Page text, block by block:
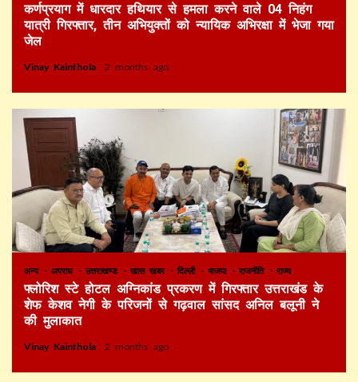
कर्णप्रयाग में धारदार हथियार से हमला करने वाले 04 निहंग
यात्री गिरफ्तार, तीन अभियुक्तों को न्यायिक अभिरक्षा में भेजा गया
जेल
Vinay Kainthola 2 months ago
अन्य अपराध उत्तराखण्ड खास खबर दिल्ली भाजपा राजनीति राज्य
फ्लोरिश स्टे होटल अग्निकांड प्रकरण में गिरफ्तार उत्तराखंड के
शेफ केशव नेगी के परिजनों से गढ़वाल सांसद अनिल बलूनी ने
की मुलाकात
Vinay Kainthola 2 months ago